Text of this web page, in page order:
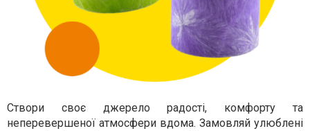
Створи своє джерело радості, комфорту та
неперевершеної атмосфери вдома. Замовляй улюблені